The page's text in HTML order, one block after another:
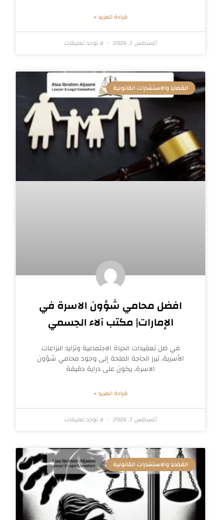
قراءة المزيد »
أغسطس 7, 2026 لا توجد تعليقات
القضايا والاستشارات القانونية
افضل محامي شؤون الاسرة في
الإمارات| مكتب آلاء الجسمي
في ظل تعقيدات الحياة الاجتماعية وتزايد النزاعات
الأسرية، تبرز الحاجة الملحة إلى وجود محامي شؤون
الاسرة، يكون على دراية دقيقة
قراءة المزيد »
أغسطس 7, 2026 لا توجد تعليقات
القضايا والاستشارات القانونية